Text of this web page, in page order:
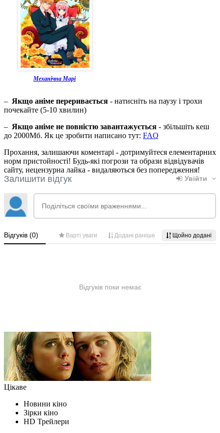
Механічна Марі
– Якщо аніме переривається - натисніть на паузу і трохи
почекайте (5-10 хвилин)
– Якщо аніме не повністю завантажується - збільшіть кеш
до 2000Мб. Як це зробити написано тут: FAQ
Прохання, залишаючи коментарі - дотримуйтеся елементарних
норм пристойності! Будь-які погрози та образи відвідувачів
сайту, нецензурна лайка - видаляються без попередження!
Цікаве
Новини кіно
Зірки кіно
HD Трейлери